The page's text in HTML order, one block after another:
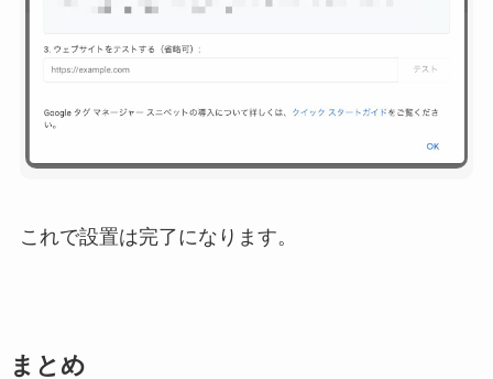
これで設置は完了になります。
まとめ